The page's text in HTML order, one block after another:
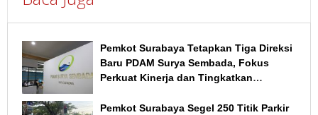
Pemkot Surabaya Tetapkan Tiga Direksi
Baru PDAM Surya Sembada, Fokus
Perkuat Kinerja dan Tingkatkan
Pemkot Surabaya Segel 250 Titik Parkir